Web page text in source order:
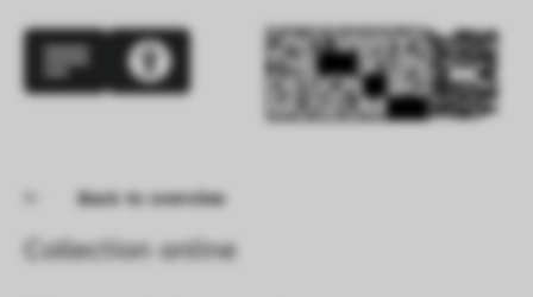
Back to overview
Collection online